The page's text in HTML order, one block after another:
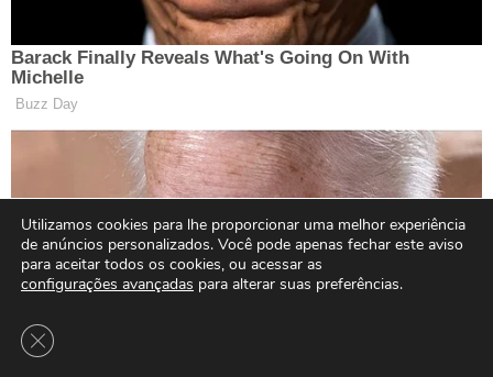
Utilizamos cookies para lhe proporcionar uma melhor experiência
de anúncios personalizados. Você pode apenas fechar este aviso
para aceitar todos os cookies, ou acessar as
configurações avançadas para alterar suas preferências.
Close GDPR Cookie Banner